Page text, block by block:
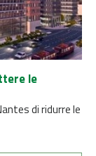
le
di ridurre le